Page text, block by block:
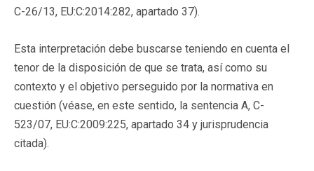
C-26/13, EU:C:2014:282, apartado 37).
Esta interpretación debe buscarse teniendo en cuenta el
tenor de la disposición de que se trata, así como su
contexto y el objetivo perseguido por la normativa en
cuestión (véase, en este sentido, la sentencia A, C-
523/07, EU:C:2009:225, apartado 34 y jurisprudencia
citada).